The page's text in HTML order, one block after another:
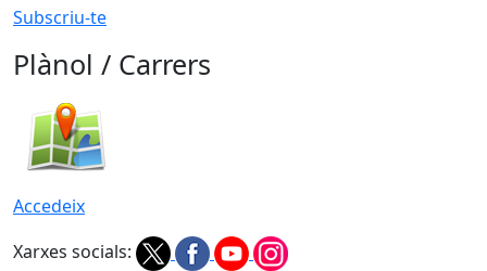
Subscriu-te
Plànol / Carrers
Accedeix
Xarxes socials: